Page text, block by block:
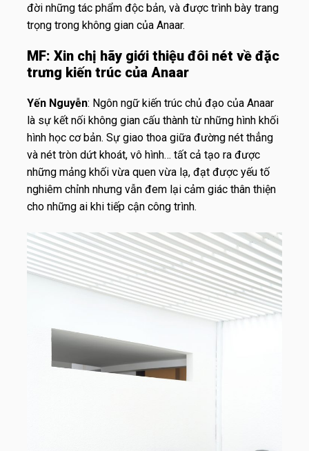
đời những tác phẩm độc bản, và được trình bày trang
trọng trong không gian của Anaar.
MF: Xin chị hãy giới thiệu đôi nét về đặc
trưng kiến trúc của Anaar
Yến Nguyễn: Ngôn ngữ kiến trúc chủ đạo của Anaar
là sự kết nối không gian cấu thành từ những hình khối
hình học cơ bản. Sự giao thoa giữa đường nét thẳng
và nét tròn dứt khoát, vô hình… tất cả tạo ra được
những mảng khối vừa quen vừa lạ, đạt được yếu tố
nghiêm chỉnh nhưng vẫn đem lại cảm giác thân thiện
cho những ai khi tiếp cận công trình.